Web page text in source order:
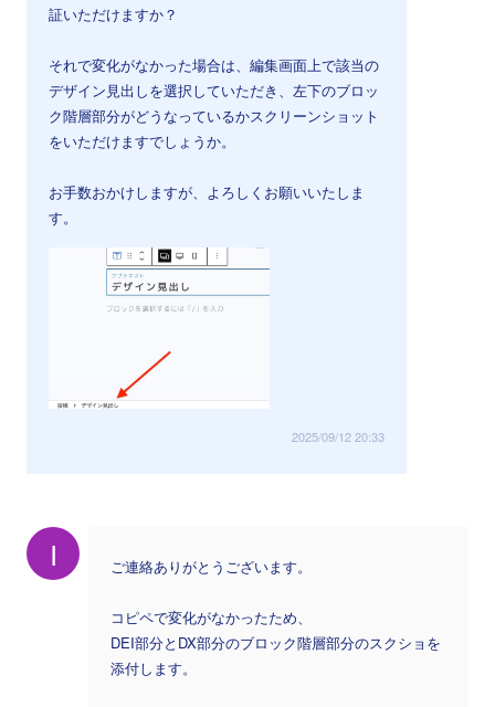
証いただけますか？
それで変化がなかった場合は、編集画面上で該当の
デザイン見出しを選択していただき、左下のブロッ
ク階層部分がどうなっているかスクリーンショット
をいただけますでしょうか。
お手数おかけしますが、よろしくお願いいたしま
す。
2025/09/12 20:33
I ご連絡ありがとうございます。
コピペで変化がなかったため、
DEI部分とDX部分のブロック階層部分のスクショを
添付します。